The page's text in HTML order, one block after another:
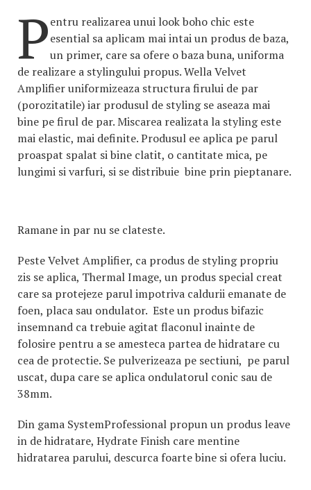
Pentru realizarea unui look boho chic este
esential sa aplicam mai intai un produs de baza,
un primer, care sa ofere o baza buna, uniforma
de realizare a stylingului propus. Wella Velvet
Amplifier uniformizeaza structura firului de par
(porozitatile) iar produsul de styling se aseaza mai
bine pe firul de par. Miscarea realizata la styling este
mai elastic, mai definite. Produsul ee aplica pe parul
proaspat spalat si bine clatit, o cantitate mica, pe
lungimi si varfuri, si se distribuie bine prin pieptanare.
Ramane in par nu se clateste.
Peste Velvet Amplifier, ca produs de styling propriu
zis se aplica, Thermal Image, un produs special creat
care sa protejeze parul impotriva caldurii emanate de
foen, placa sau ondulator. Este un produs bifazic
insemnand ca trebuie agitat flaconul inainte de
folosire pentru a se amesteca partea de hidratare cu
cea de protectie. Se pulverizeaza pe sectiuni, pe parul
uscat, dupa care se aplica ondulatorul conic sau de
38mm.
Din gama SystemProfessional propun un produs leave
in de hidratare, Hydrate Finish care mentine
hidratarea parului, descurca foarte bine si ofera luciu.